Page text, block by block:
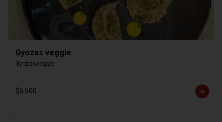
Gyozas veggie
Gyozasveggie
$6.500